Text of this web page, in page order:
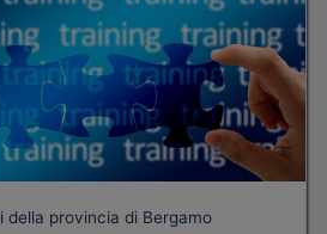
della provincia di Bergamo